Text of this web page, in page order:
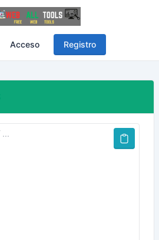
Acceso Registro